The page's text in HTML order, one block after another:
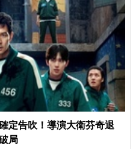
定告吹！導演大衛芬奇退
局